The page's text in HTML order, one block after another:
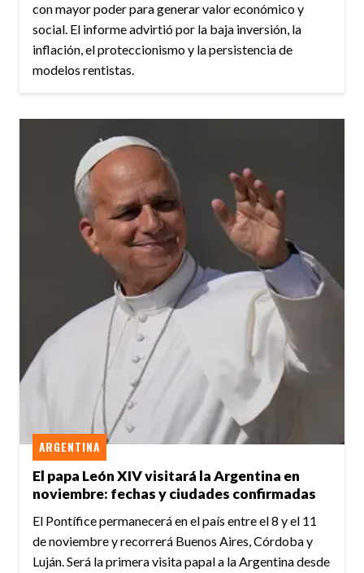
con mayor poder para generar valor económico y
social. El informe advirtió por la baja inversión, la
inflación, el proteccionismo y la persistencia de
modelos rentistas.
El papa León XIV visitará la Argentina en
noviembre: fechas y ciudades confirmadas
ARGENTINA
El Pontífice permanecerá en el país entre el 8 y el 11
de noviembre y recorrerá Buenos Aires, Córdoba y
Luján. Será la primera visita papal a la Argentina desde